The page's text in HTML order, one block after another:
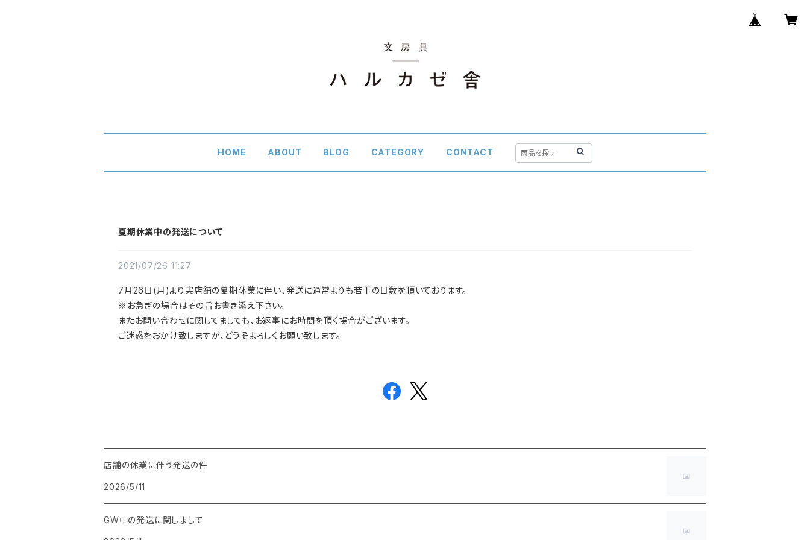
HOME ABOUT BLOG CATEGORY CONTACT
夏期休業中の発送について
2021/07/26 11:27
7月26日(月)より実店舗の夏期休業に伴い、発送に通常よりも若干の日数を頂いております。
※お急ぎの場合はその旨お書き添え下さい。
またお問い合わせに関してましても、お返事にお時間を頂く場合がございます。
ご迷惑をおかけ致しますが、どうぞよろしくお願い致します。
店舗の休業に伴う発送の件
2026/5/11
GW中の発送に関しまして